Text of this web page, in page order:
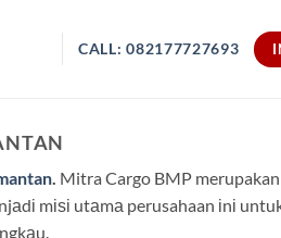
CALL: 082177727693
. Mitra Cargo BMP
mіѕі utаmа perusahaan іnі